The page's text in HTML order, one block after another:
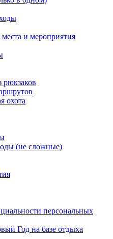
и мероприятия
рюкзаков
охота
(не сложные)
персональных
Год на базе отдыха